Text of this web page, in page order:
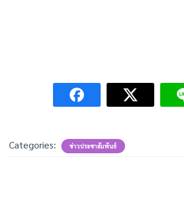
Categories: ข่าวประชาสัมพันธ์